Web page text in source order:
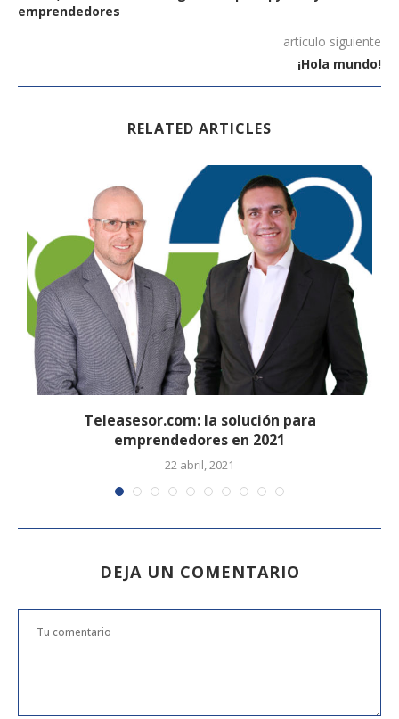
emprendedores
artículo siguiente
¡Hola mundo!
RELATED ARTICLES
Teleasesor.com: la solución para
emprendedores en 2021
22 abril, 2021
DEJA UN COMENTARIO